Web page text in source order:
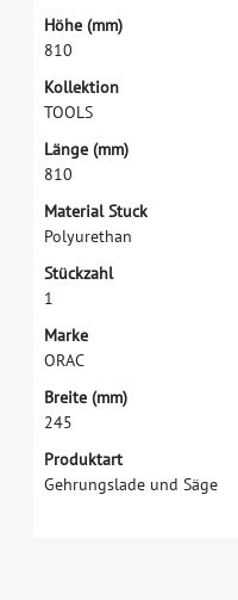
Höhe (mm)
810
Kollektion
TOOLS
Länge (mm)
810
Material Stuck
Polyurethan
Stückzahl
1
Marke
ORAC
Breite (mm)
245
Produktart
Gehrungslade und Säge